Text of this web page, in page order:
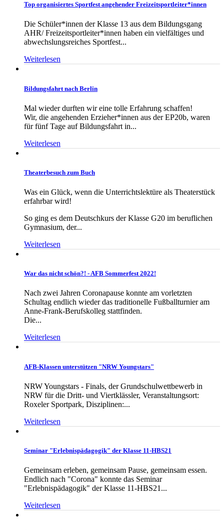
Top organisiertes Sportfest angehender Freizeitsportleiter*innen
Die Schüler*innen der Klasse 13 aus dem Bildungsgang
AHR/ Freizeitsportleiter*innen haben ein vielfältiges und
abwechslungsreiches Sportfest...
Weiterlesen
Bildungsfahrt nach Berlin
Mal wieder durften wir eine tolle Erfahrung schaffen!
Wir, die angehenden Erzieher*innen aus der EP20b, waren
für fünf Tage auf Bildungsfahrt in...
Weiterlesen
Theaterbesuch zum Buch
Was ein Glück, wenn die Unterrichtslektüre als Theaterstück
erfahrbar wird!
So ging es dem Deutschkurs der Klasse G20 im beruflichen
Gymnasium, der...
Weiterlesen
War das nicht schön?! - AFB Sommerfest 2022!
Nach zwei Jahren Coronapause konnte am vorletzten
Schultag endlich wieder das traditionelle Fußballturnier am
Anne-Frank-Berufskolleg stattfinden.
Die...
Weiterlesen
AFB-Klassen unterstützen "NRW Youngstars"
NRW Youngstars - Finals, der Grundschulwettbewerb in
NRW für die Dritt- und Viertklässler, Veranstaltungsort:
Roxeler Sportpark, Disziplinen:...
Weiterlesen
Seminar "Erlebnispädagogik" der Klasse 11-HBS21
Gemeinsam erleben, gemeinsam Pause, gemeinsam essen.
Endlich nach "Corona" konnte das Seminar
"Erlebnispädagogik" der Klasse 11-HBS21...
Weiterlesen